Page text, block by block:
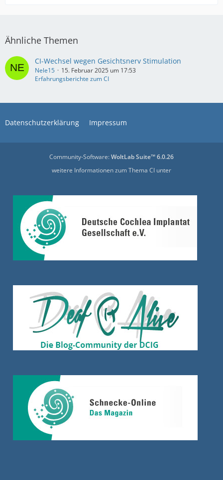
Ähnliche Themen
CI-Wechsel wegen Gesichtsnerv Stimulation
Nele15
15. Februar 2025 um 17:53
Erfahrungsberichte zum CI
Datenschutzerklärung Impressum
Community-Software:WoltLab Suite™ 6.0.26
weitere Informationen zum Thema CI unter